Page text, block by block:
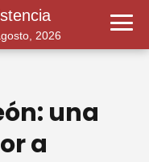
2026
una
a